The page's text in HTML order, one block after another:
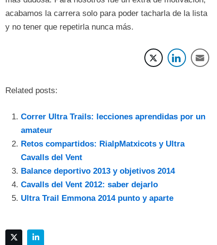
acabamos la carrera solo para poder tacharla de la lista
y no tener que repetirla nunca más.
Related posts:
Correr Ultra Trails: lecciones aprendidas por un
amateur
Retos compartidos: RialpMatxicots y Ultra
Cavalls del Vent
Balance deportivo 2013 y objetivos 2014
Cavalls del Vent 2012: saber dejarlo
Ultra Trail Emmona 2014 punto y aparte